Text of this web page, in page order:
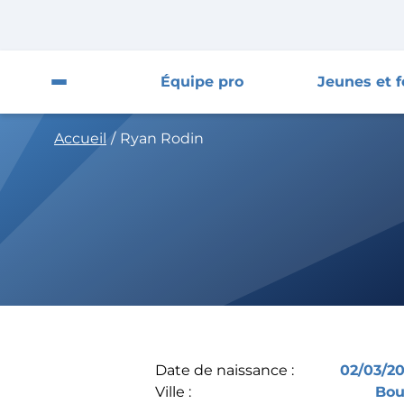
Ouvrir le menu du site
Équipe pro Jeunes et
Nous contacter
Accueil / Ryan Rodin
Date de naissance :
02/03/
Ville :